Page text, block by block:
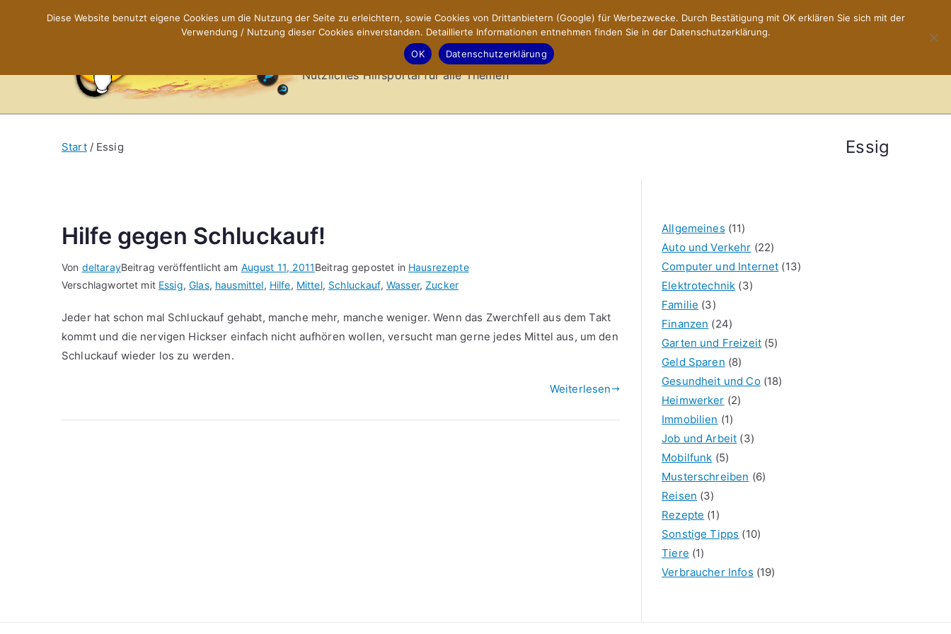
X-Sites.de – Hilfsportal
Nützliches Hilfsportal für alle Themen
Essig
Start Essig
Hilfe gegen Schluckauf!
Von deltarayBeitrag veröffentlicht am August 11, 2011Beitrag gepostet in Hausrezepte
Verschlagwortet mit Essig,Glas, hausmittel, Hilfe, Mittel, Schluckauf, Wasser,Zucker
Jeder hat schon mal Schluckauf gehabt, manche mehr, manche weniger. Wenn das Zwerchfell aus dem Takt
kommt und die nervigen Hickser einfach nicht aufhören wollen, versucht man gerne jedes Mittel aus, um den
Schluckauf wieder los zu werden.
Weiterlesen
Allgemeines (11)
Auto und Verkehr (22)
Computer und Internet (13)
Elektrotechnik (3)
Familie (3)
Finanzen (24)
Garten und Freizeit(5)
Geld Sparen (8)
Gesundheit und Co(18)
Heimwerker (2)
Immobilien (1)
Job und Arbeit (3)
Mobilfunk (5)
Musterschreiben (6)
Reisen (3)
Rezepte (1)
Sonstige Tipps (10)
Tiere (1)
Verbraucher Infos (19)
Diese Website benutzt eigene Cookies um die Nutzung der Seite zu erleichtern, sowie Cookies von Drittanbietern (Google) für Werbezwecke. Durch Bestätigung mit OK erklären Sie sich mit der
Verwendung / Nutzung dieser Cookies einverstanden. Detaillierte Informationen entnehmen finden Sie in der Datenschutzerklärung.
OK
Datenschutzerklärung